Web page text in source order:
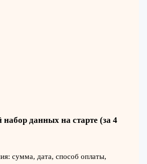
данных на старте (за 4
сумма, дата, способ оплаты,